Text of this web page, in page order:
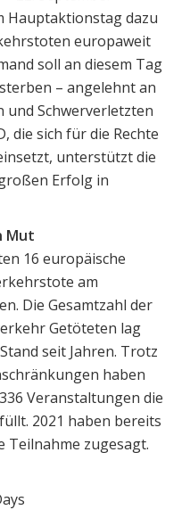
Hauptaktionstag dazu
europaweit
soll an diesem Tag
– angelehnt an
und Schwerverletzten
die sich für die Rechte
unterstützt die
Erfolg in
Mut
16 europäische
am
Die Gesamtzahl der
Getöteten lag
seit Jahren. Trotz
haben
Veranstaltungen die
2021 haben bereits
Teilnahme zugesagt.